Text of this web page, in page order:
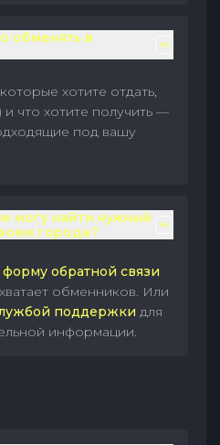
обменять в
хотите отдать,
и что хотите получить —
под вашу
могу найти нужный
городе?
форму обратной связи
обменников. Или
поддержки для
информации.